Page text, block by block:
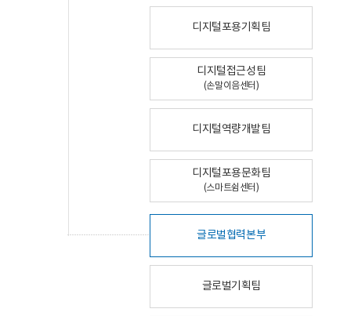
디지털포용기획팀
디지털접근성팀
(손말이음센터)
디지털역량개발팀
디지털포용문화팀
(스마트쉼센터)
글로벌협력본부
글로벌기획팀